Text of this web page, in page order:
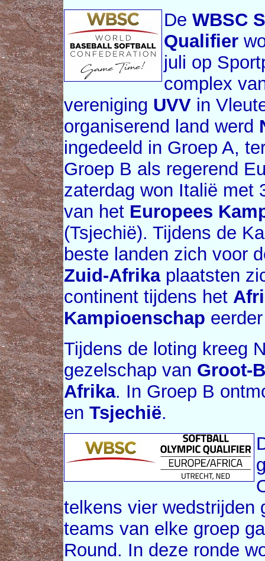
De WBSC
Qualifier
juli op
complex
vereniging UVVin
organiserend land werd
ingedeeld in Groep A,
Groep B als regerend
zaterdag won Italië met
van het Europees
(Tsjechië). Tijdens de
beste landen zich voor
Zuid-Afrikaplaatsten
continent tijdens het
Kampioenschap
Tijdens de loting kreeg
gezelschap van Groot-
Afrika. In Groep B
en Tsjechië.
telkens vier wedstrijden
teams van elke groep
Round. In deze ronde